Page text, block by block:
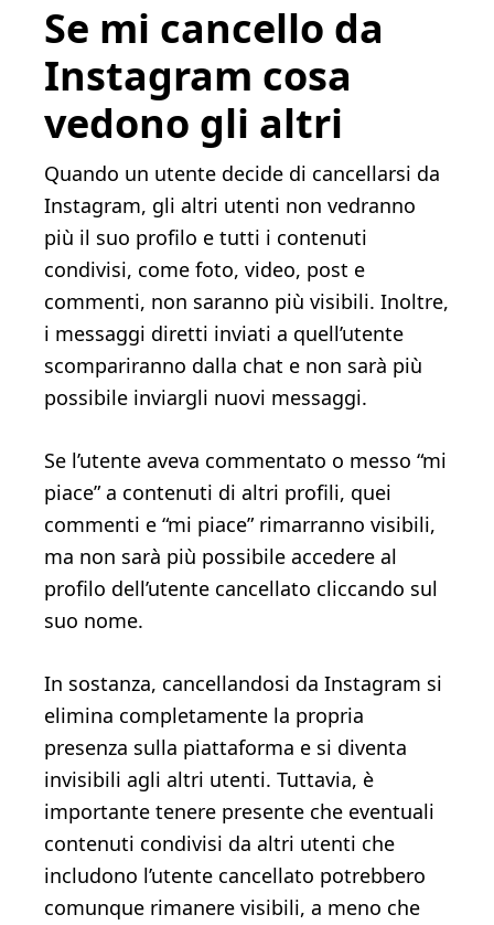
Se mi cancello da
Instagram cosa
vedono gli altri
Quando un utente decide di cancellarsi da
Instagram, gli altri utenti non vedranno
più il suo profilo e tutti i contenuti
condivisi, come foto, video, post e
commenti, non saranno più visibili. Inoltre,
i messaggi diretti inviati a quell’utente
scompariranno dalla chat e non sarà più
possibile inviargli nuovi messaggi.
Se l’utente aveva commentato o messo “mi
piace” a contenuti di altri profili, quei
commenti e “mi piace” rimarranno visibili,
ma non sarà più possibile accedere al
profilo dell’utente cancellato cliccando sul
suo nome.
In sostanza, cancellandosi da Instagram si
elimina completamente la propria
presenza sulla piattaforma e si diventa
invisibili agli altri utenti. Tuttavia, è
importante tenere presente che eventuali
contenuti condivisi da altri utenti che
includono l’utente cancellato potrebbero
comunque rimanere visibili, a meno che